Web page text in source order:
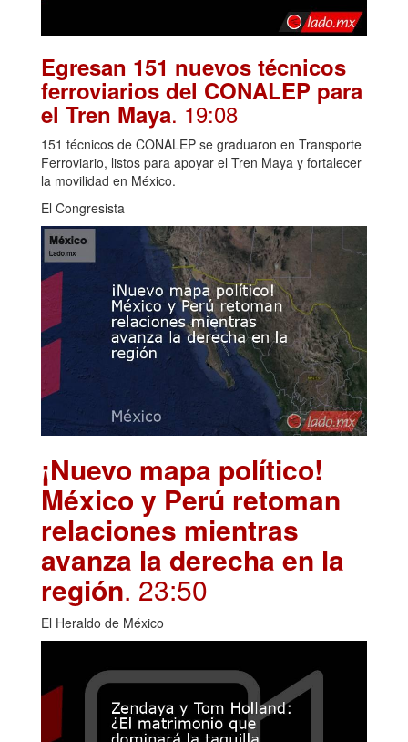
Egresan 151 nuevos técnicos
ferroviarios del CONALEP para
el Tren Maya. 19:08
151 técnicos de CONALEP se graduaron en Transporte
Ferroviario, listos para apoyar el Tren Maya y fortalecer
la movilidad en México.
El Congresista
¡Nuevo mapa político!
México y Perú retoman
relaciones mientras
avanza la derecha en la
región. 23:50
El Heraldo de México